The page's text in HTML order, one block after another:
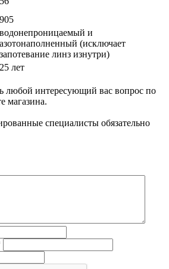
905
водонепроницаемый и
азотонаполненный (исключает
запотевание линз изнутри)
25 лет
любой интересующий вас вопрос по
магазина.
специалисты обязательно